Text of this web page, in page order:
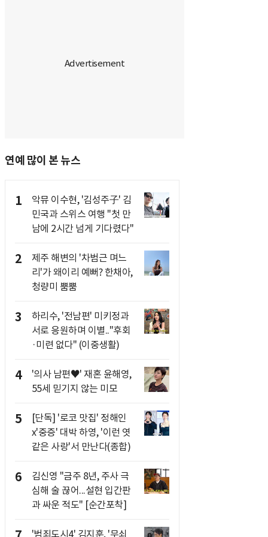
연예 많이 본 뉴스
1
악뮤 이수현, '김성주子' 김
민국과 스위스 여행 "첫 만
남에 2시간 넘게 기다렸다"
2
제주 해변의 '차범근 며느
리'가 왜이리 예뻐? 한채아,
청량미 뿜뿜
3
하리수, '전남편' 미키정과
서로 응원하며 이별.."후회
·미련 없다" (이중생활)
4
'의사 남편♥' 재혼 윤해영,
55세 믿기지 않는 미모
5
[단독] '로코 맛집' 정해인
x'중증' 대박 하영, '이런 엿
같은 사랑'서 만난다(종합)
6
김신영 "금주 8년, 주사 극
심해 술 끊어...설현 입간판
과 싸운 적도" [순간포착]
'범죄도시4' 김지훈, '무쇠